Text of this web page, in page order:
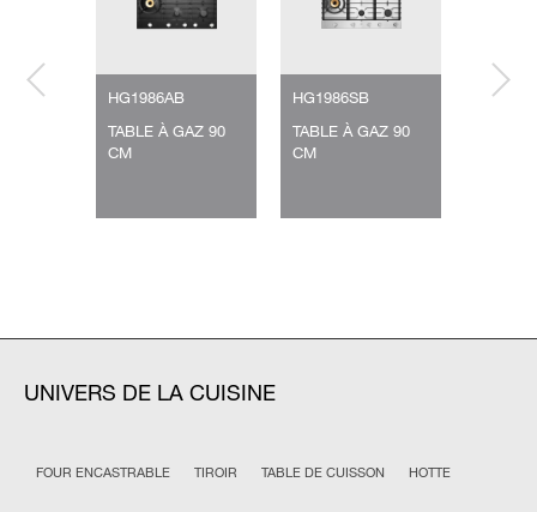
HG1986AB
TABLE À GAZ 90
CM
HG1986SB
TABLE À GAZ 90
CM
UNIVERS DE LA CUISINE
FOUR ENCASTRABLE TIROIR TABLE DE CUISSON HOTTE